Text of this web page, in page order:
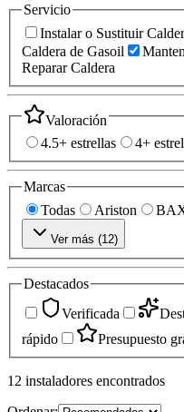
Servicio
Instalar o Sustituir
Caldera de Gasoil
Reparar Caldera
Valoración
4.5+ estrellas
4+
Marcas
Todas
Ariston
Ver más (12)
Destacados
Verificada
rápido
Presupuesto
12 instaladores encontrados